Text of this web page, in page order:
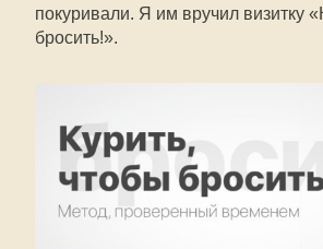
покуривали. Я им вручил визитку
бросить!».